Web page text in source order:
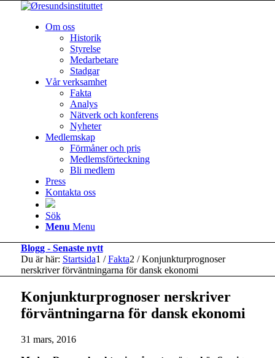
Om oss
Historik
Styrelse
Medarbetare
Stadgar
Vår verksamhet
Fakta
Analys
Nätverk och konferens
Nyheter
Medlemskap
Förmåner och pris
Medlemsförteckning
Bli medlem
Press
Kontakta oss
Sök
Menu Menu
Blogg - Senaste nytt
Du är här: Startsida1 / Fakta2 / Konjunkturprognoser
nerskriver förväntningarna för dansk ekonomi
Konjunkturprognoser nerskriver
förväntningarna för dansk ekonomi
31 mars, 2016